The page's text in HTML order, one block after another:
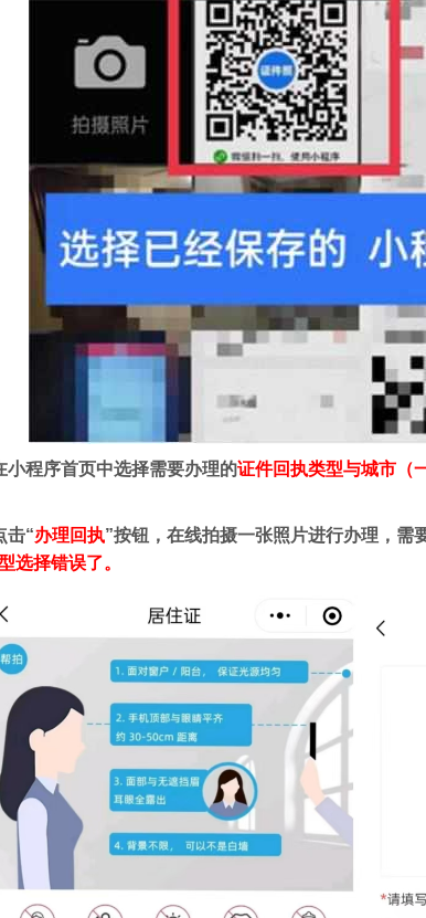
小程序首页中选择需要办理的证件回执类型与城市（
击“办理回执”按钮，在线拍摄一张照片进行办理，需
选择错误了。